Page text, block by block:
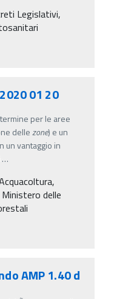
Legislativi,
01 20
per le aree
dellezone) e un
un vantaggio in
…
delle
AMP 1.40 d